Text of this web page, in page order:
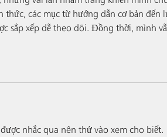
các mục từ hướng dẫn cơ bản đến
sắp xếp dễ theo dõi. Đồng thời, mình
được nhắc qua nên thử vào xem cho biết.